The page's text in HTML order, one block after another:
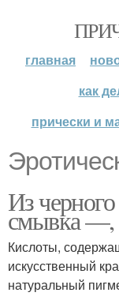
главная
как
прически и
Из
смывка —,
Кислоты,
искусственный
натуральный